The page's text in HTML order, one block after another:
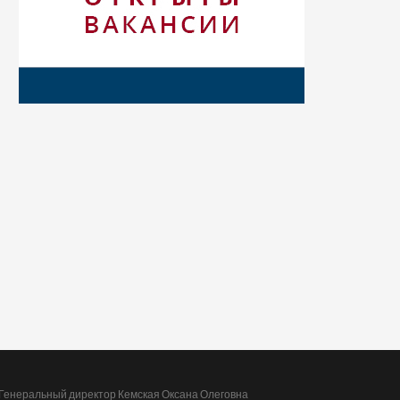
директор Кемская Оксана Олеговна